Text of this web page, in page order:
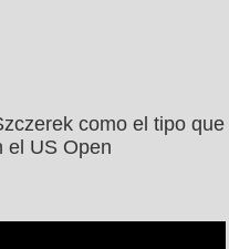
como el tipo que
el US Open